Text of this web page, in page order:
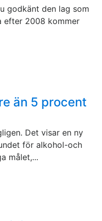
godkänt den lag som
efter 2008 kommer
än 5 procent
Det visar en ny
för alkohol-och
målet,...